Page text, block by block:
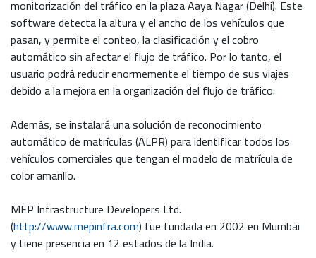
monitorización del tráfico en la plaza Aaya Nagar (Delhi). Este
software detecta la altura y el ancho de los vehículos que
pasan, y permite el conteo, la clasificación y el cobro
automático sin afectar el flujo de tráfico. Por lo tanto, el
usuario podrá reducir enormemente el tiempo de sus viajes
debido a la mejora en la organización del flujo de tráfico.
Además, se instalará una solución de reconocimiento
automático de matrículas (ALPR) para identificar todos los
vehículos comerciales que tengan el modelo de matrícula de
color amarillo.
MEP Infrastructure Developers Ltd.
(http://www.mepinfra.com) fue fundada en 2002 en Mumbai
y tiene presencia en 12 estados de la India.